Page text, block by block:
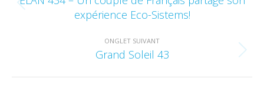
commentaire
Onglet
précédent
expérience Eco-Sistems!
ONGLET SUIVANT
Onglet
Grand Soleil 43